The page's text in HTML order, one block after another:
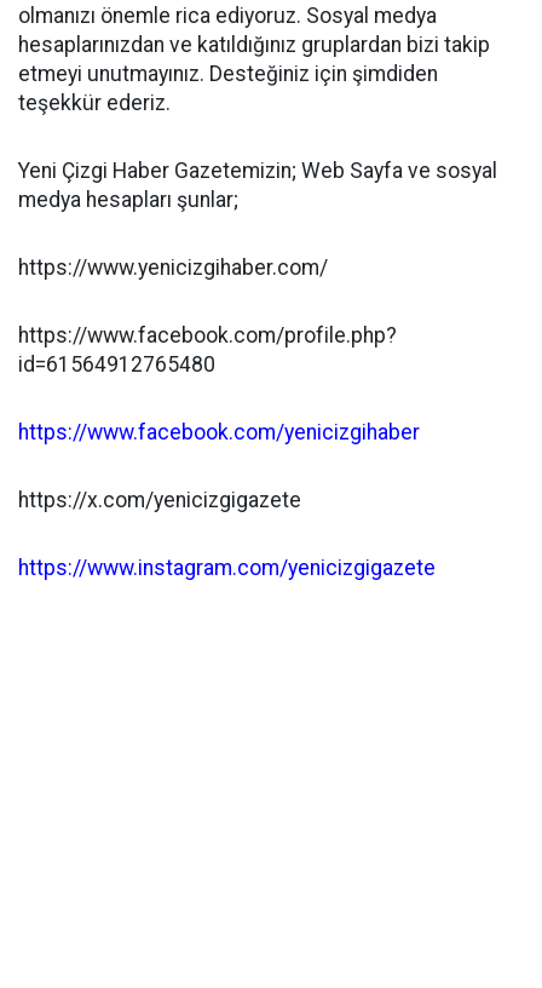
olmanızı önemle rica ediyoruz. Sosyal medya
hesaplarınızdan ve katıldığınız gruplardan bizi takip
etmeyi unutmayınız. Desteğiniz için şimdiden
teşekkür ederiz.
Yeni Çizgi Haber Gazetemizin; Web Sayfa ve sosyal
medya hesapları şunlar;
https://www.yenicizgihaber.com/
https://www.facebook.com/profile.php?
id=61564912765480
https://www.facebook.com/yenicizgihaber
https://x.com/yenicizgigazete
https://www.instagram.com/yenicizgigazete